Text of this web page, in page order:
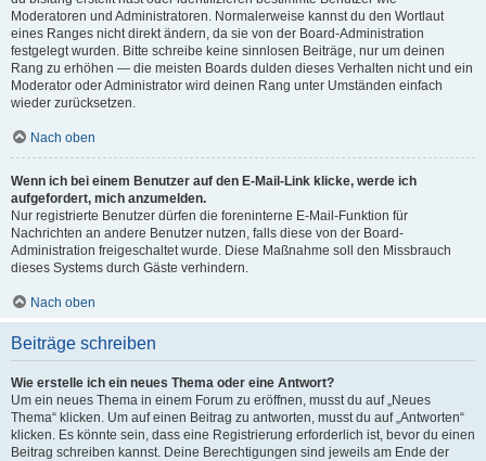
Moderatoren und Administratoren. Normalerweise kannst du den Wortlaut
eines Ranges nicht direkt ändern, da sie von der Board-Administration
festgelegt wurden. Bitte schreibe keine sinnlosen Beiträge, nur um deinen
Rang zu erhöhen — die meisten Boards dulden dieses Verhalten nicht und ein
Moderator oder Administrator wird deinen Rang unter Umständen einfach
wieder zurücksetzen.
Nach oben
Wenn ich bei einem Benutzer auf den E-Mail-Link klicke, werde ich
aufgefordert, mich anzumelden.
Nur registrierte Benutzer dürfen die foreninterne E-Mail-Funktion für
Nachrichten an andere Benutzer nutzen, falls diese von der Board-
Administration freigeschaltet wurde. Diese Maßnahme soll den Missbrauch
dieses Systems durch Gäste verhindern.
Nach oben
Beiträge schreiben
Wie erstelle ich ein neues Thema oder eine Antwort?
Um ein neues Thema in einem Forum zu eröffnen, musst du auf „Neues
Thema“ klicken. Um auf einen Beitrag zu antworten, musst du auf „Antworten“
klicken. Es könnte sein, dass eine Registrierung erforderlich ist, bevor du einen
Beitrag schreiben kannst. Deine Berechtigungen sind jeweils am Ende der